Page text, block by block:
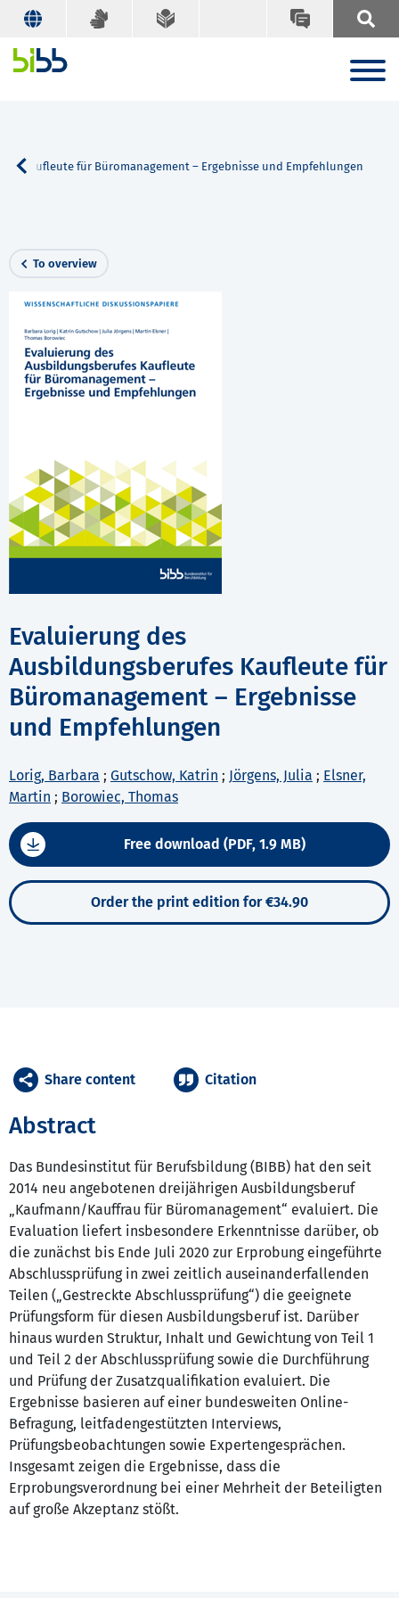
Kaufleute für Büromanagement – Ergebnisse und Empfehlungen
To overview
Evaluierung des
Ausbildungsberufes Kaufleute für
Büromanagement – Ergebnisse
und Empfehlungen
Lorig, Barbara ; Gutschow, Katrin ; Jörgens, Julia ; Elsner,
Martin ; Borowiec, Thomas
Free download (PDF, 1.9 MB)
Order the print edition for €34.90
Abstract
Das Bundesinstitut für Berufsbildung (BIBB) hat den seit
2014 neu angebotenen dreijährigen Ausbildungsberuf
„Kaufmann/Kauffrau für Büromanagement“ evaluiert. Die
Evaluation liefert insbesondere Erkenntnisse darüber, ob
die zunächst bis Ende Juli 2020 zur Erprobung eingeführte
Abschlussprüfung in zwei zeitlich auseinanderfallenden
Teilen („Gestreckte Abschlussprüfung“) die geeignete
Prüfungsform für diesen Ausbildungsberuf ist. Darüber
hinaus wurden Struktur, Inhalt und Gewichtung von Teil 1
und Teil 2 der Abschlussprüfung sowie die Durchführung
und Prüfung der Zusatzqualifikation evaluiert. Die
Ergebnisse basieren auf einer bundesweiten Online-
Befragung, leitfadengestützten Interviews,
Prüfungsbeobachtungen sowie Expertengesprächen.
Insgesamt zeigen die Ergebnisse, dass die
Erprobungsverordnung bei einer Mehrheit der Beteiligten
auf große Akzeptanz stößt.
Share content Citation